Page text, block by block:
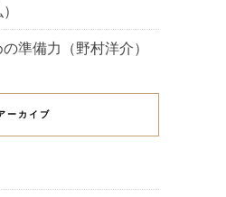
準備力（野村洋介）
ーカイブ